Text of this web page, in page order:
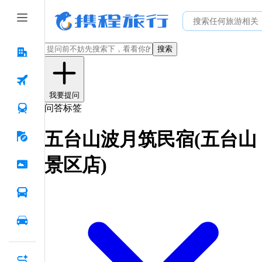
搜索
我要提问
问答标签
五台山波月筑民宿(五台山
景区店)